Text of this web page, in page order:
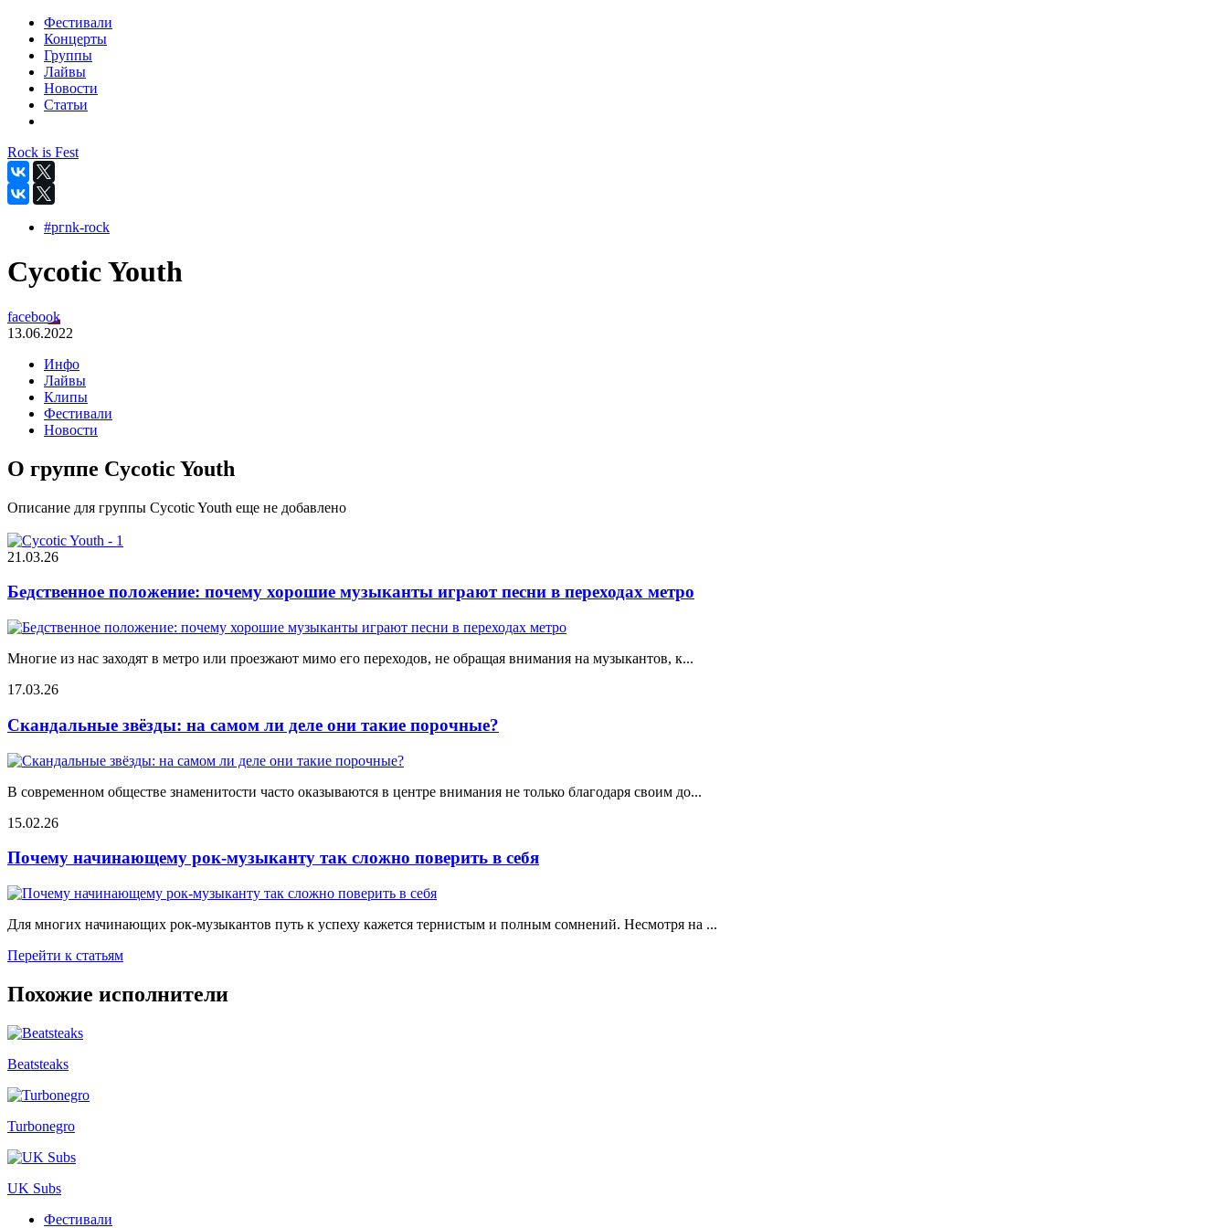
Фестивали
Концерты
Группы
Лайвы
Новости
Статьи
Rock is Fest
#pгnk-roсk
Cycotic Youth
facebook
13.06.2022
Инфо
Лайвы
Клипы
Фестивали
Новости
О группе Cycotic Youth
Описание для группы Cycotic Youth еще не добавлено
21.03.26
Бедственное положение: почему хорошие музыканты играют песни в переходах метро
Многие из нас заходят в метро или проезжают мимо его переходов, не обращая внимания на музыкантов, к...
17.03.26
Скандальные звёзды: на самом ли деле они такие порочные?
В современном обществе знаменитости часто оказываются в центре внимания не только благодаря своим до...
15.02.26
Почему начинающему рок-музыканту так сложно поверить в себя
Для многих начинающих рок-музыкантов путь к успеху кажется тернистым и полным сомнений. Несмотря на ...
Перейти к статьям
Похожие исполнители
Beatsteaks
Turbonegro
UK Subs
Фестивали